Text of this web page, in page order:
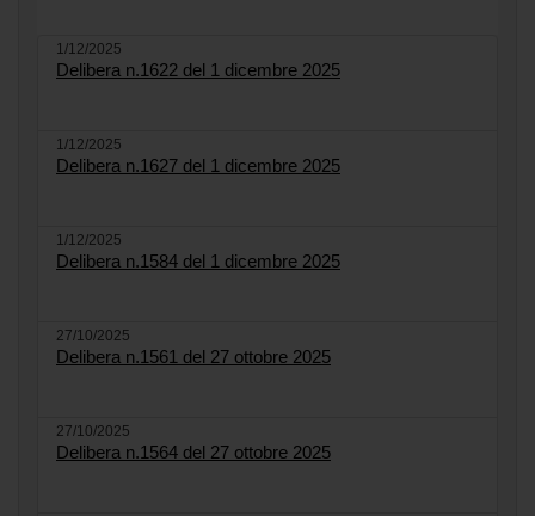
1/12/2025
Delibera n.1622 del 1 dicembre 2025
1/12/2025
Delibera n.1627 del 1 dicembre 2025
1/12/2025
Delibera n.1584 del 1 dicembre 2025
27/10/2025
Delibera n.1561 del 27 ottobre 2025
27/10/2025
Delibera n.1564 del 27 ottobre 2025